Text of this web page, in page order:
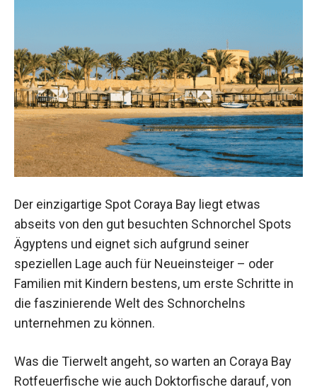
Der einzigartige Spot Coraya Bay liegt etwas
abseits von den gut besuchten Schnorchel Spots
Ägyptens und eignet sich aufgrund seiner
speziellen Lage auch für Neueinsteiger – oder
Familien mit Kindern bestens, um erste Schritte in
die faszinierende Welt des Schnorchelns
unternehmen zu können.
Was die Tierwelt angeht, so warten an Coraya Bay
Rotfeuerfische wie auch Doktorfische darauf, von